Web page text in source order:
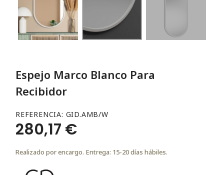
Espejo Marco Blanco Para
Recibidor
REFERENCIA GID.AMB/W
280,17 €
Realizado por encargo. Entrega: 15-20 días hábiles.